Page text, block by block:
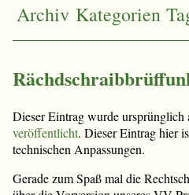
Archiv Kategorien
Dieser Eintrag wurde ursprünglich
veröffentlicht. Dieser Eintrag hier
technischen Anpassungen.
Gerade zum Spaß mal die